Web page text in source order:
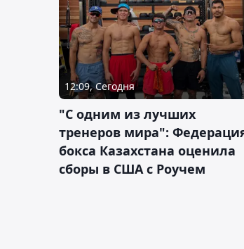
12:09, Сегодня
"С одним из лучших
тренеров мира":
бокса Казахстана оценила
сборы в США с Роучем